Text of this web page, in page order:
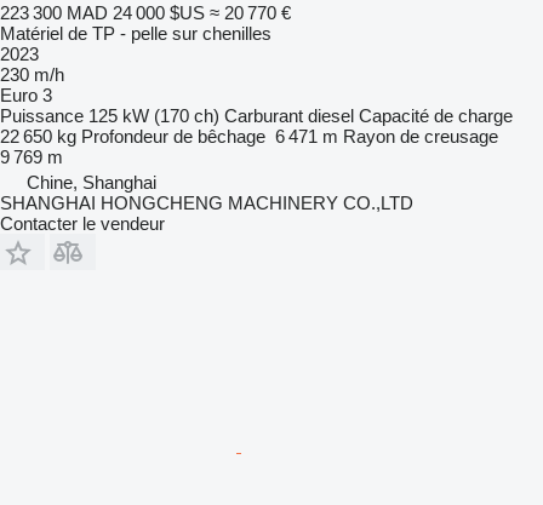
223 300 MAD 24 000 $US ≈ 20 770 €
Matériel de TP - pelle sur chenilles
2023
230 m/h
Euro 3
Puissance 125 kW (170 ch) Carburant diesel Capacité de charge
22 650 kg Profondeur de bêchage 6 471 m Rayon de creusage
9 769 m
Chine, Shanghai
SHANGHAI HONGCHENG MACHINERY CO.,LTD
Contacter le vendeur